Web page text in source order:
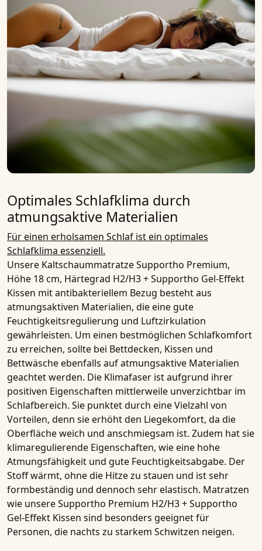
Optimales Schlafklima durch
atmungsaktive Materialien
Für einen erholsamen Schlaf ist ein optimales
Schlafklima essenziell.
Unsere Kaltschaummatratze Supportho Premium,
Höhe 18 cm, Härtegrad H2/H3 + Supportho Gel-Effekt
Kissen mit antibakteriellem Bezug besteht aus
atmungsaktiven Materialien, die eine gute
Feuchtigkeitsregulierung und Luftzirkulation
gewährleisten. Um einen bestmöglichen Schlafkomfort
zu erreichen, sollte bei Bettdecken, Kissen und
Bettwäsche ebenfalls aufatmungsaktive Materialien
geachtet werden. Die Klimafaser ist aufgrund ihrer
positiven Eigenschaften mittlerweile unverzichtbar im
Schlafbereich. Sie punktet durch eine Vielzahl von
Vorteilen, denn sie erhöht den Liegekomfort, da die
Oberfläche weich und anschmiegsam ist. Zudem hat sie
klimaregulierende Eigenschaften, wie eine hohe
Atmungsfähigkeit und gute Feuchtigkeitsabgabe. Der
Stoff wärmt, ohne die Hitze zu stauen und ist sehr
formbeständig und dennoch sehr elastisch. Matratzen
wie unsereSupportho Premium H2/H3 + Supportho
Gel-Effekt Kissen sind besonders geeignet für
Personen, die nachts zu starkem Schwitzen neigen.